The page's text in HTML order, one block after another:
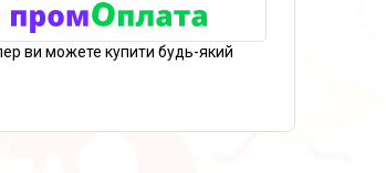
ви можете купити будь-який